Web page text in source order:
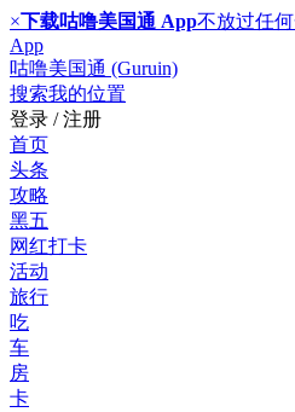
×下载咕噜美国通 App不放过任
App
咕噜美国通 (Guruin)
搜索我的位置
登录 / 注册
首页
头条
攻略
黑五
网红打卡
活动
旅行
吃
车
房
卡